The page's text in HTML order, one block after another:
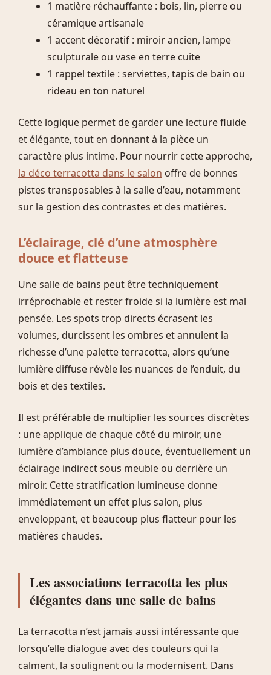
1 matière réchauffante : bois, lin, pierre ou
céramique artisanale
1 accent décoratif : miroir ancien, lampe
sculpturale ou vase en terre cuite
1 rappel textile : serviettes, tapis de bain ou
rideau en ton naturel
Cette logique permet de garder une lecture fluide
et élégante, tout en donnant à la pièce un
caractère plus intime. Pour nourrir cette approche,
la déco terracotta dans le salon offre de bonnes
pistes transposables à la salle d’eau, notamment
sur la gestion des contrastes et des matières.
L’éclairage, clé d’une atmosphère
douce et flatteuse
Une salle de bains peut être techniquement
irréprochable et rester froide si la lumière est mal
pensée. Les spots trop directs écrasent les
volumes, durcissent les ombres et annulent la
richesse d’une palette terracotta, alors qu’une
lumière diffuse révèle les nuances de l’enduit, du
bois et des textiles.
Il est préférable de multiplier les sources discrètes
: une applique de chaque côté du miroir, une
lumière d’ambiance plus douce, éventuellement un
éclairage indirect sous meuble ou derrière un
miroir. Cette stratification lumineuse donne
immédiatement un effet plus salon, plus
enveloppant, et beaucoup plus flatteur pour les
matières chaudes.
Les associations terracotta les plus
élégantes dans une salle de bains
La terracotta n’est jamais aussi intéressante que
lorsqu’elle dialogue avec des couleurs qui la
calment, la soulignent ou la modernisent. Dans